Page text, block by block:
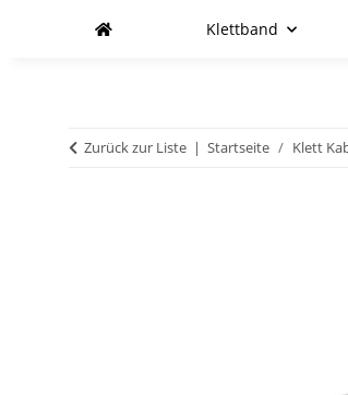
Klettband
Zurück zur Liste Startseite Klett